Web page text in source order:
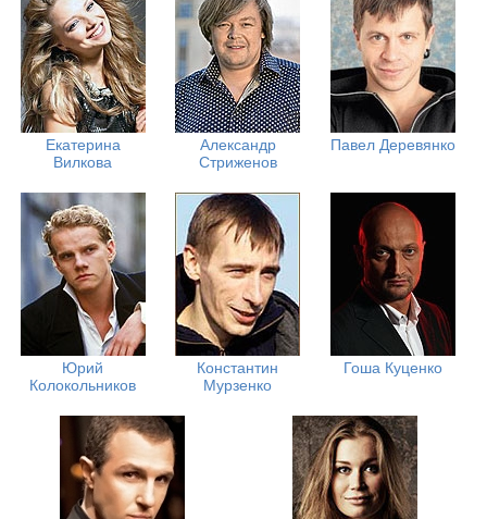
Екатерина
Вилкова
Александр
Стриженов
Павел Деревянко
Юрий
Колокольников
Константин
Мурзенко
Гоша Куценко